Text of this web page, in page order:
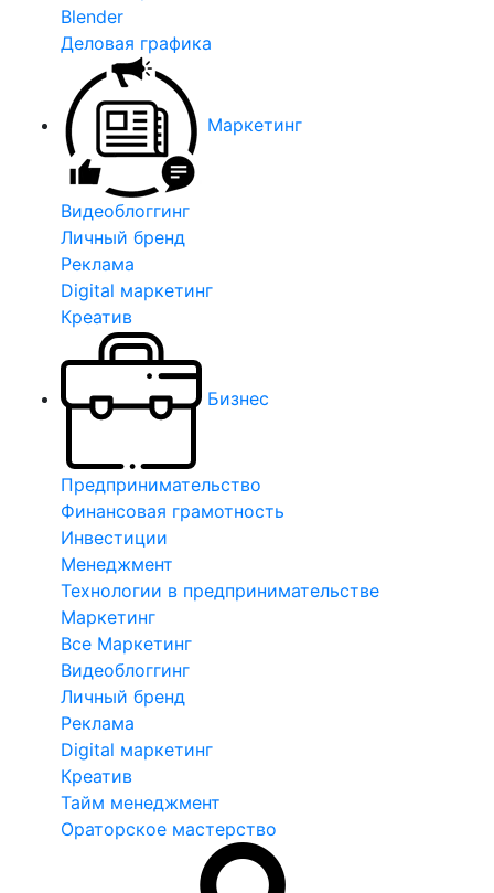
Blender
Деловая графика
Маркетинг
Видеоблоггинг
Личный бренд
Реклама
Digital маркетинг
Креатив
Бизнес
Предпринимательство
Финансовая грамотность
Инвестиции
Менеджмент
Технологии в предпринимательстве
Маркетинг
Все Маркетинг
Видеоблоггинг
Личный бренд
Реклама
Digital маркетинг
Креатив
Тайм менеджмент
Ораторское мастерство